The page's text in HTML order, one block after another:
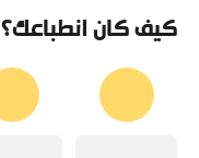
كيف كان انطباعك؟